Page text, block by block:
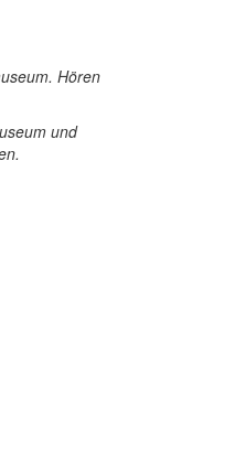
Hören
und